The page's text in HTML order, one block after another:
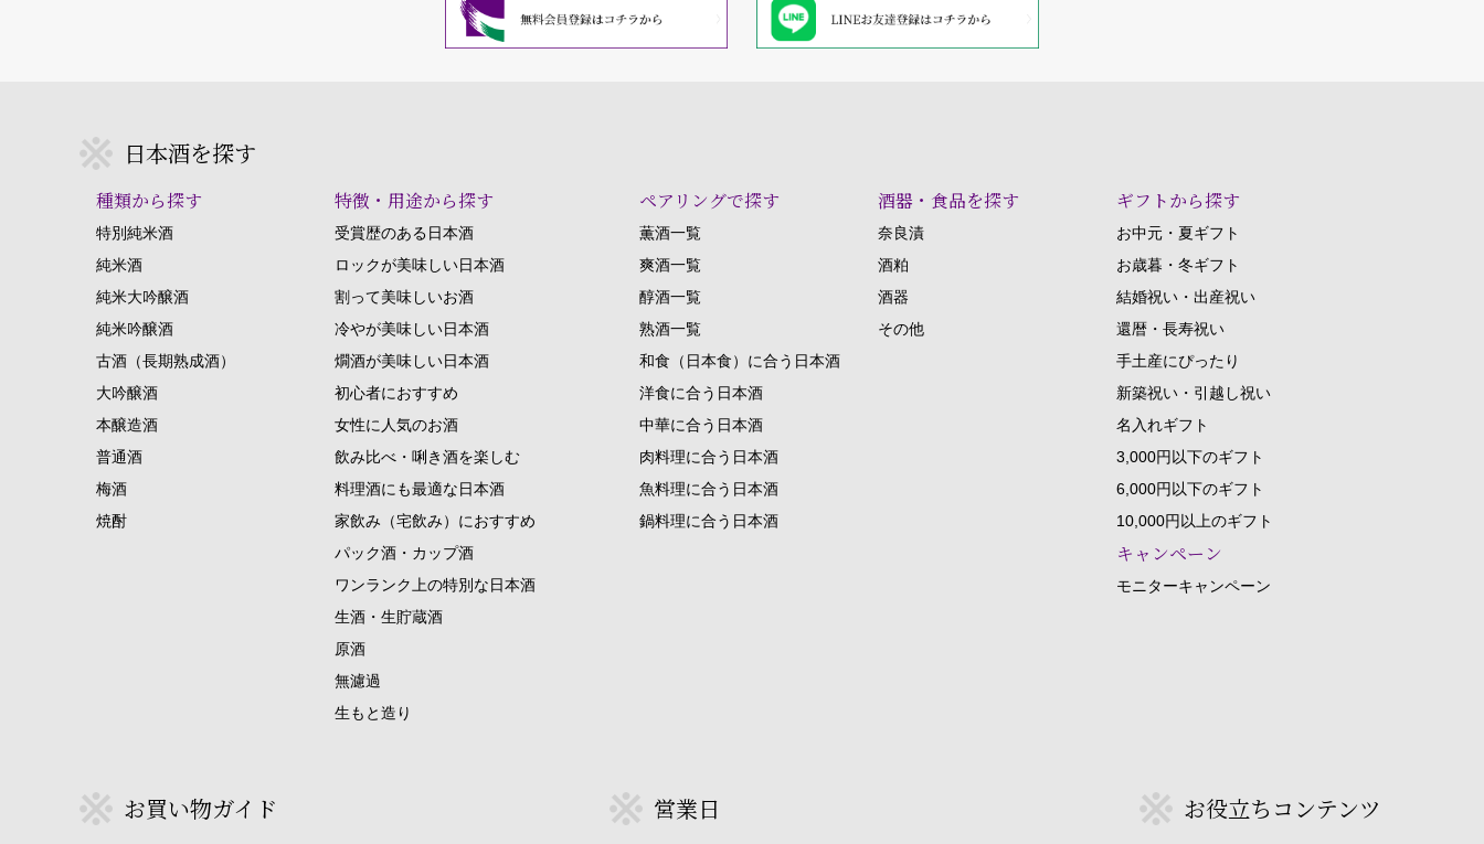
日本酒を探す
種類から探す
特別純米酒
純米酒
純米大吟醸酒
純米吟醸酒
古酒（長期熟成酒）
大吟醸酒
本醸造酒
普通酒
梅酒
焼酎
特徴・用途から探す
受賞歴のある日本酒
ロックが美味しい日本酒
割って美味しいお酒
冷やが美味しい日本酒
燗酒が美味しい日本酒
初心者におすすめ
女性に人気のお酒
飲み比べ・唎き酒を楽しむ
料理酒にも最適な日本酒
家飲み（宅飲み）におすすめ
パック酒・カップ酒
ワンランク上の特別な日本酒
生酒・生貯蔵酒
原酒
無濾過
生もと造り
ペアリングで探す
薫酒一覧
爽酒一覧
醇酒一覧
熟酒一覧
和食（日本食）に合う日本酒
洋食に合う日本酒
中華に合う日本酒
肉料理に合う日本酒
魚料理に合う日本酒
鍋料理に合う日本酒
酒器・食品を探す
奈良漬
酒粕
酒器
その他
ギフトから探す
お中元・夏ギフト
お歳暮・冬ギフト
結婚祝い・出産祝い
還暦・長寿祝い
手土産にぴったり
新築祝い・引越し祝い
名入れギフト
3,000円以下のギフト
6,000円以下のギフト
10,000円以上のギフト
キャンペーン
モニターキャンペーン
お買い物ガイド 営業日 お役立ちコンテンツ